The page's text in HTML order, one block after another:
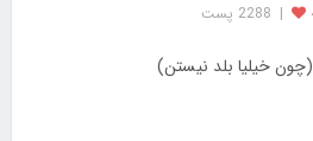
| 2288 پست
خیلیا بلد نیستن)